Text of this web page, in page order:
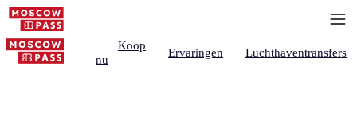
Koop
nu
Ervaringen Luchthaventransfers